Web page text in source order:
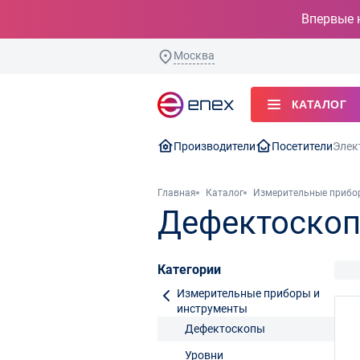
Впервые
Москва
КАТАЛОГ
Производители Посетители
Главная Каталог Измерительные
Категории
Измерительные приборы и
инструменты
Дефектоскопы
Уровни